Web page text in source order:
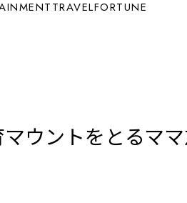
TRAVELFORTUNE
ウントをとるマ